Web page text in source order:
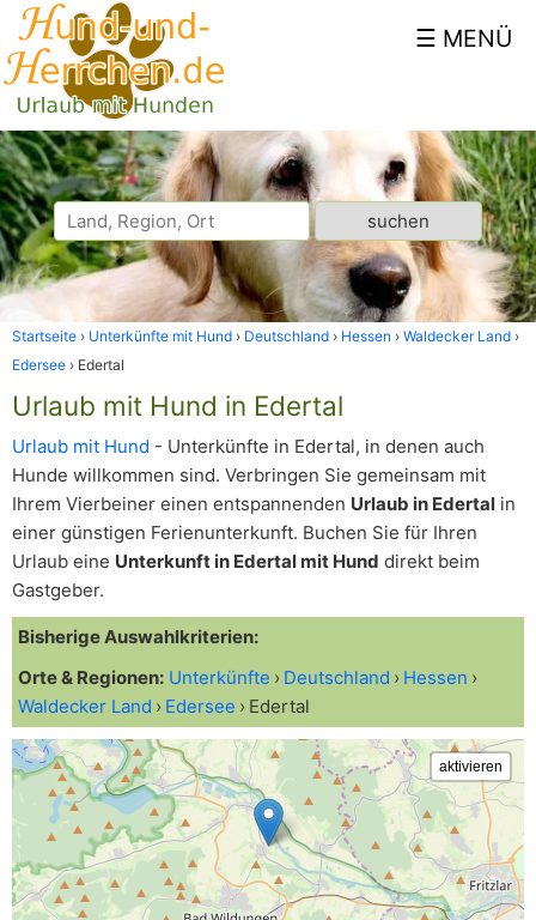
Startseite Unterkünfte mit Hund Deutschland Hessen
Waldecker Land
Edersee
Edertal
Urlaub mit Hund in Edertal
Urlaub mit Hund - Unterkünfte in Edertal, in denen auch
Hunde willkommen sind. Verbringen Sie gemeinsam mit
Ihrem Vierbeiner einen entspannenden Urlaub in Edertal in
einer günstigen Ferienunterkunft. Buchen Sie für Ihren
Urlaub eine Unterkunft in Edertal mit Hund direkt beim
Gastgeber.
Bisherige Auswahlkriterien:
Orte & Regionen: Unterkünfte Deutschland
Hessen
Waldecker Land
Edersee Edertal